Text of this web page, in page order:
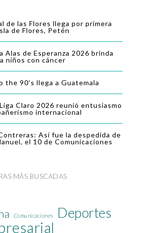
de las Flores llega por primera
de Flores, Petén
Alas de Esperanza 2026 brinda
niños con cáncer
the 90’s llega a Guatemala
Claro 2026 reunió entusiasmo
internacional
Así fue la despedida de
el 10 de Comunicaciones
MÁS BUSCADAS
Comunicaciones Deportes